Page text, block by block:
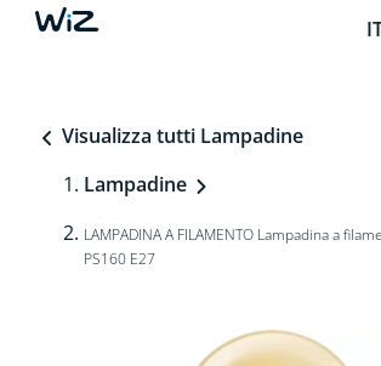
Visualizza tutti Lampadine
Lampadine
LAMPADINA A FILAMENTO Lampadina a
PS160 E27